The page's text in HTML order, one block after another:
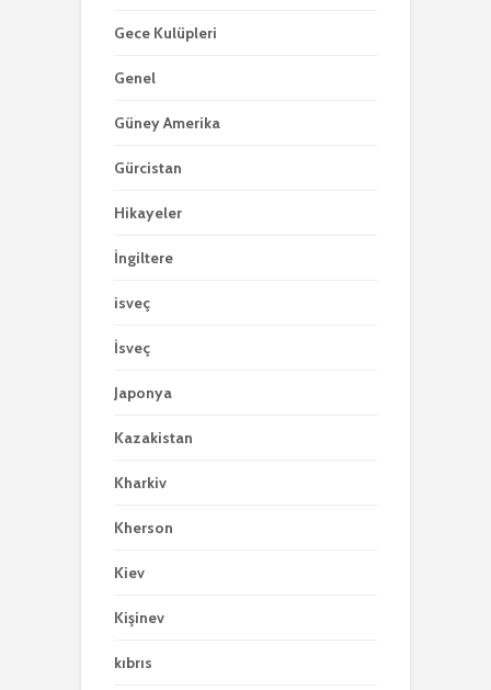
Gece Kulüpleri
Genel
Güney Amerika
Gürcistan
Hikayeler
İngiltere
isveç
İsveç
Japonya
Kazakistan
Kharkiv
Kherson
Kiev
Kişinev
kıbrıs